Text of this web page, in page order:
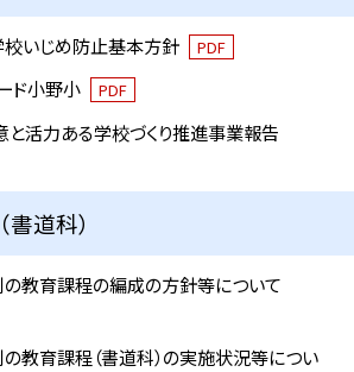
いじめ防止基本方針 PDF
ド小野小 PDF
活力ある学校づくり推進事業報告
道科）
教育課程の編成の方針等について
教育課程（書道科）の実施状況等につい